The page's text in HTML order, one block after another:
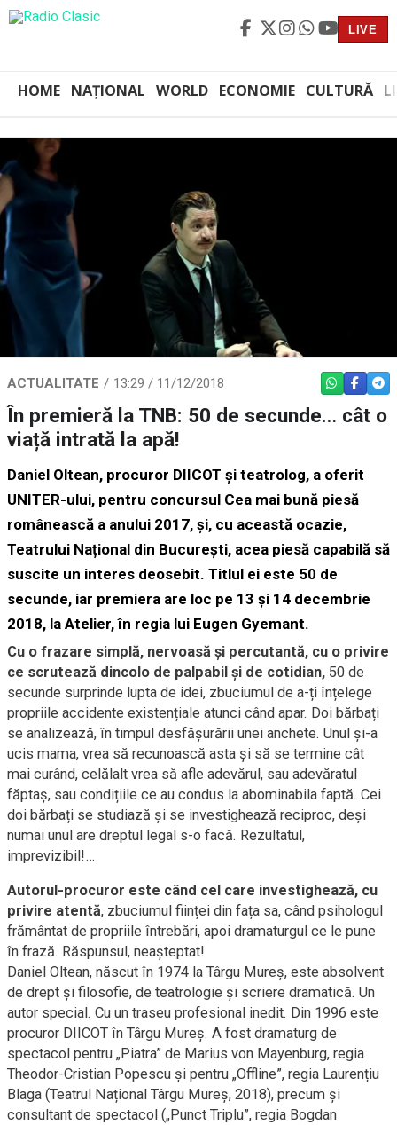
LIVE
HOME NAȚIONAL WORLD ECONOMIE CULTURĂ
ACTUALITATE 13:29 / 11/12/2018 WHATSAPP
În premieră la TNB: 50 de secunde… cât o
viață intrată la apă!
Daniel Oltean, procuror DIICOT și teatrolog, a oferit
UNITER-ului, pentru concursul Cea mai bună piesă
românească a anului 2017, și, cu această ocazie,
Teatrului Național din București, acea piesă capabilă să
suscite un interes deosebit. Titlul ei este 50 de
secunde, iar premiera are loc pe 13 și 14 decembrie
2018, la Atelier, în regia lui Eugen Gyemant.
Cu o frazare simplă, nervoasă și percutantă, cu o privire
ce scrutează dincolo de palpabil și de cotidian, 50 de
secunde surprinde lupta de idei, zbuciumul de a-ți înțelege
propriile accidente existențiale atunci când apar. Doi bărbați
se analizează, în timpul desfăşurării unei anchete. Unul și-a
ucis mama, vrea să recunoască asta și să se termine cât
mai curând, celălalt vrea să afle adevărul, sau adevăratul
făptaș, sau condițiile ce au condus la abominabila faptă. Cei
doi bărbați se studiază și se investighează reciproc, deși
numai unul are dreptul legal s-o facă. Rezultatul,
imprevizibil!…
Autorul-procuror este când cel care investighează, cu
privire atentă, zbuciumul ființei din fața sa, când psihologul
frământat de propriile întrebări, apoi dramaturgul ce le pune
în frază. Răspunsul, neașteptat!
Daniel Oltean, născut în 1974 la Târgu Mureș, este absolvent
de drept și filosofie, de teatrologie și scriere dramatică. Un
autor special. Cu un traseu profesional inedit. Din 1996 este
procuror DIICOT în Târgu Mureș. A fost dramaturg de
spectacol pentru „Piatra” de Marius von Mayenburg, regia
Theodor-Cristian Popescu și pentru „Offline”, regia Laurențiu
Blaga (Teatrul Național Târgu Mureș, 2018), precum și
consultant de spectacol („Punct Triplu”, regia Bogdan